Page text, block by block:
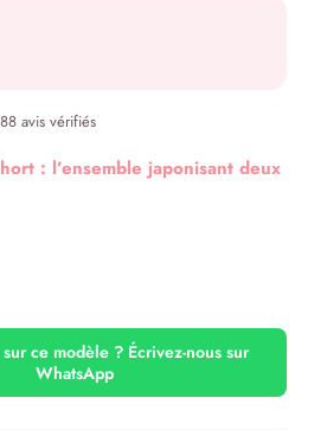
avis vérifiés
: l’ensemble japonisant deux
ce modèle ? Écrivez-nous sur
WhatsApp